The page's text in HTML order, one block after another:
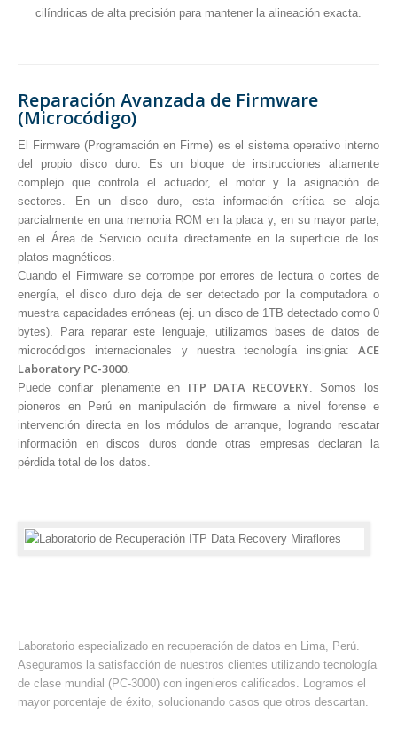
cilíndricas de alta precisión para mantener la alineación exacta.
Reparación Avanzada de Firmware
(Microcódigo)
El Firmware (Programación en Firme) es el sistema operativo interno
del propio disco duro. Es un bloque de instrucciones altamente
complejo que controla el actuador, el motor y la asignación de
sectores. En un disco duro, esta información crítica se aloja
parcialmente en una memoria ROM en la placa y, en su mayor parte,
en el Área de Servicio oculta directamente en la superficie de los
platos magnéticos.
Cuando el Firmware se corrompe por errores de lectura o cortes de
energía, el disco duro deja de ser detectado por la computadora o
muestra capacidades erróneas (ej. un disco de 1TB detectado como 0
bytes). Para reparar este lenguaje, utilizamos bases de datos de
microcódigos internacionales y nuestra tecnología insignia: ACE
Laboratory PC-3000.
Puede confiar plenamente en ITP DATA RECOVERY. Somos los
pioneros en Perú en manipulación de firmware a nivel forense e
intervención directa en los módulos de arranque, logrando rescatar
información en discos duros donde otras empresas declaran la
pérdida total de los datos.
Laboratorio especializado en recuperación de datos en Lima, Perú.
Aseguramos la satisfacción de nuestros clientes utilizando tecnología
de clase mundial (PC-3000) con ingenieros calificados. Logramos el
mayor porcentaje de éxito, solucionando casos que otros descartan.